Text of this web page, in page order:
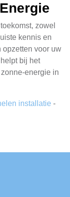
zowel
kennis en
opzetten voor uw
bij het
energie in
installatie -